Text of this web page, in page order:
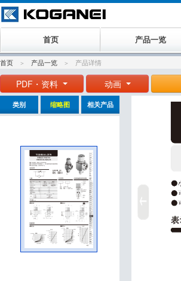
首页 产品一览
首页 产品一览 产品详情
PDF・资料 动画
类别 缩略图 相关产品